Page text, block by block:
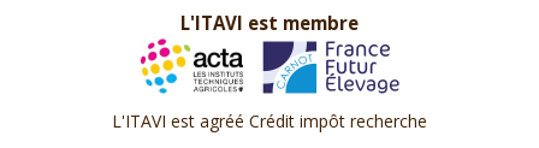
L'ITAVI est membre
L'ITAVI est agréé Crédit impôt recherche